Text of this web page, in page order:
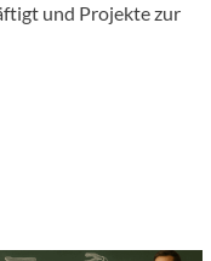
und Projekte zur